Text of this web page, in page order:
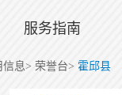
服务指南
信息> 荣誉台> 霍邱县